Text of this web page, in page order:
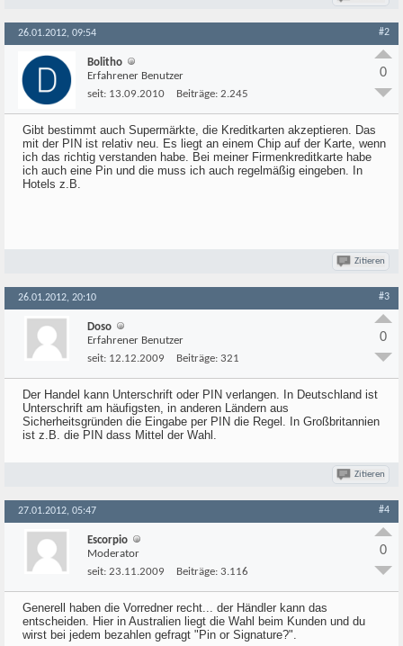
26.01.2012, 09:54 #2
Bolitho
Erfahrener Benutzer
seit: 13.09.2010 Beiträge: 2.245
0
Gibt bestimmt auch Supermärkte, die Kreditkarten akzeptieren. Das
mit der PIN ist relativ neu. Es liegt an einem Chip auf der Karte, wenn
ich das richtig verstanden habe. Bei meiner Firmenkreditkarte habe
ich auch eine Pin und die muss ich auch regelmäßig eingeben. In
Hotels z.B.
Zitieren
26.01.2012, 20:10 #3
Doso
Erfahrener Benutzer
seit: 12.12.2009 Beiträge: 321
0
Der Handel kann Unterschrift oder PIN verlangen. In Deutschland ist
Unterschrift am häufigsten, in anderen Ländern aus
Sicherheitsgründen die Eingabe per PIN die Regel. In Großbritannien
ist z.B. die PIN dass Mittel der Wahl.
Zitieren
27.01.2012, 05:47 #4
Escorpio
Moderator
seit: 23.11.2009 Beiträge: 3.116
0
Generell haben die Vorredner recht... der Händler kann das
entscheiden. Hier in Australien liegt die Wahl beim Kunden und du
wirst bei jedem bezahlen gefragt "Pin or Signature?".